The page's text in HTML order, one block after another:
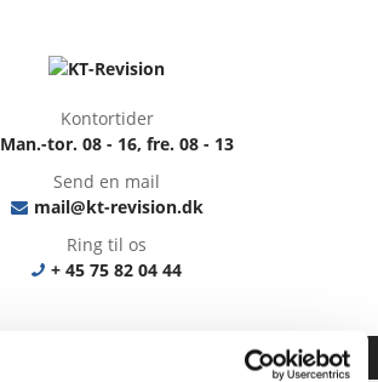
Kontortider
Man.-tor. 08 - 16, fre. 08 - 13
Send en mail
mail@kt-revision.dk
Ring til os
+ 45 75 82 04 44